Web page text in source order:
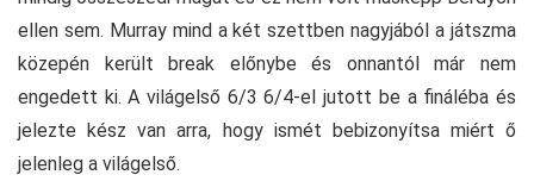
ellen sem. Murray mind a két szettben nagyjából a játszma
közepén került break előnybe és onnantól már nem
engedett ki. A világelső 6/3 6/4-el jutott be a fináléba és
jelezte kész van arra, hogy ismét bebizonyítsa miért ő
jelenleg a világelső.